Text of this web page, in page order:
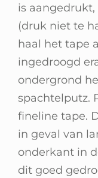
Contact
Winkelwagen
is
(druk niet te
haal het tape
ingedroogd
ondergrond
spachtelputz.
fineline tape.
in geval van
onderkant in
dit goed